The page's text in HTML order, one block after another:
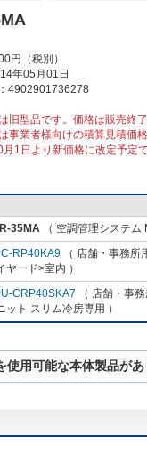
円（税別）
年05月01日
4902901736278
旧型品です。価格は販売終
事業者様向けの積算見積価
1日より新価格に改定予定
35MA （ 空調管理システム
RP40KA9 （ 店舗・事務所
ヤード>室内 ）
CRP40SKA7 （ 店舗・事
ット スリム冷房専用 ）
使用可能な本体製品が